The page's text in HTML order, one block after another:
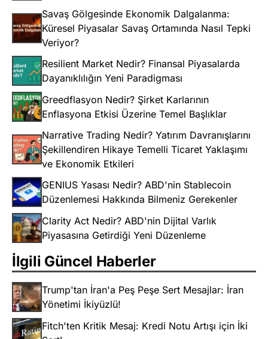
Savaş Gölgesinde Ekonomik Dalgalanma:
Küresel Piyasalar Savaş Ortamında Nasıl Tepki
Veriyor?
Resilient Market Nedir? Finansal Piyasalarda
Dayanıklılığın Yeni Paradigması
Greedflasyon Nedir? Şirket Karlarının
Enflasyona Etkisi Üzerine Temel Başlıklar
Narrative Trading Nedir? Yatırım Davranışlarını
Şekillendiren Hikaye Temelli Ticaret Yaklaşımı
ve Ekonomik Etkileri
GENIUS Yasası Nedir? ABD'nin Stablecoin
Düzenlemesi Hakkında Bilmeniz Gerekenler
Clarity Act Nedir? ABD'nin Dijital Varlık
Piyasasına Getirdiği Yeni Düzenleme
İlgili Güncel Haberler
Trump'tan İran'a Peş Peşe Sert Mesajlar: İran
Yönetimi İkiyüzlü!
Fitch'ten Kritik Mesaj: Kredi Notu Artışı için İki